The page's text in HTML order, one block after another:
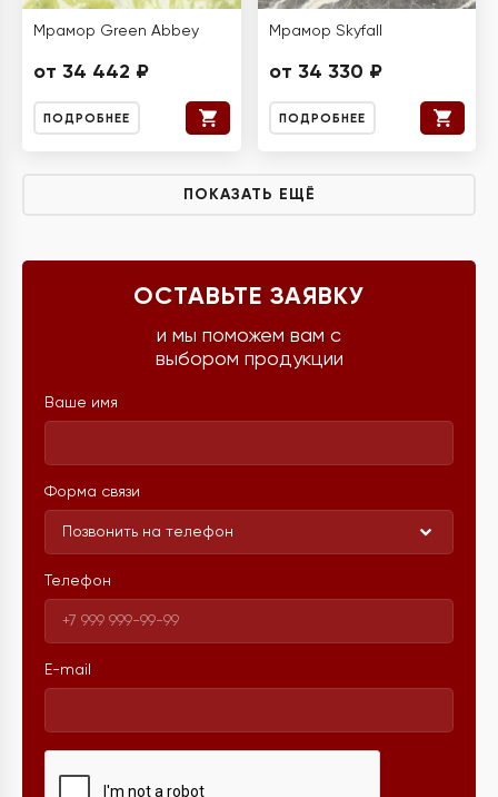
Мрамор Green Abbey
от 34 442 ₽
ПОДРОБНЕЕ
Мрамор Skyfall
от 34 330 ₽
ПОДРОБНЕЕ
ПОКАЗАТЬ ЕЩЁ
ОСТАВЬТЕ ЗАЯВКУ
и мы поможем вам с
выбором продукции
Ваше имя
Форма связи
Позвонить на телефон
Телефон
E-mail